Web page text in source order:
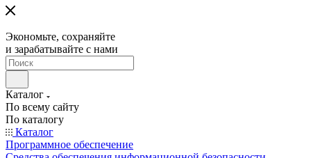
Экономьте, сохраняйте
и зарабатывайте с нами
Каталог
По всему сайту
По каталогу
Каталог
Программное обеспечение